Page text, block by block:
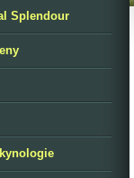
Splendour